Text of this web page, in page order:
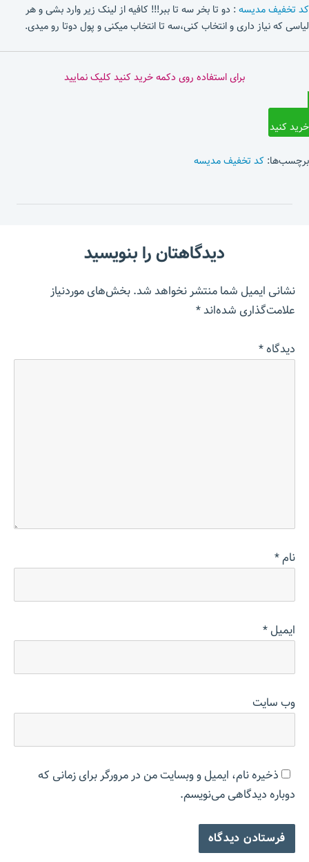
کد تخفیف مدیسه: دو تا بخر سه تا ببر!!! کافیه از لینک زیر وارد بشی و هر
لیاسی که نیاز داری و انتخاب کنی،سه تا انتخاب میکنی و پول دوتا رو میدی.
برای استفاده روی دکمه خرید کنید کلیک نمایید
خرید کنید
برچسب‌ها: کد تخفیف مدیسه
دیدگاهتان را بنویسید
نشانی ایمیل شما منتشر نخواهد شد.بخش‌های موردنیاز
علامت‌گذاری شده‌اند*
دیدگاه*
نام*
ایمیل*
وب‌ سایت
ذخیره نام، ایمیل و وبسایت من در مرورگر برای زمانی که
دوباره دیدگاهی می‌نویسم.